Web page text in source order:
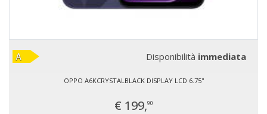
Disponibilità immediata
OPPO A6KCRYSTALBLACK DISPLAY LCD 6.75''
€ 199,90